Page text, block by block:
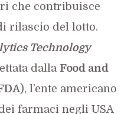
che contribuisce
rilascio del lotto.
Technology
dalla Food and
), l’ente americano
farmaci negli USA